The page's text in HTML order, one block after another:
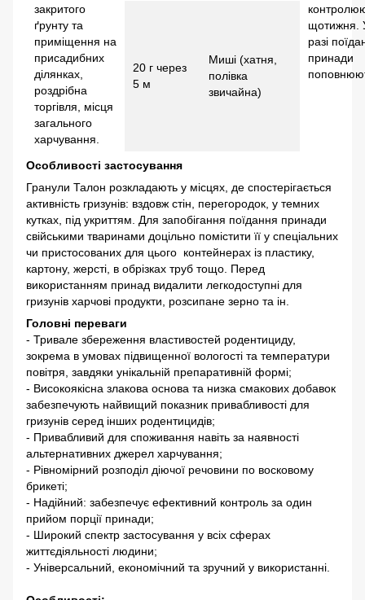
закритого
ґрунту та
приміщення на
присадибних
ділянках,
роздрібна
торгівля, місця
загального
харчування.
щотижня.
разі
принади
20 г через
5 м
Миші (хатня,
полівка
звичайна)
Особливості застосування
Гранули Талон розкладають у місцях, де спостерігається
активність гризунів: вздовж стін, перегородок, у темних
кутках, під укриттям. Для запобігання поїдання принади
свійськими тваринами доцільно помістити її у спеціальних
чи пристосованих для цього контейнерах із пластику,
картону, жерсті, в обрізках труб тощо. Перед
використанням принад видалити легкодоступні для
гризунів харчові продукти, розсипане зерно та ін.
Головні переваги
- Тривале збереження властивостей родентициду,
зокрема в умовах підвищенної вологості та температури
повітря, завдяки унікальній препаративній формі;
- Високоякісна злакова основа та низка смакових добавок
забезпечують найвищий показник привабливості для
гризунів серед інших родентицидів;
- Привабливий для споживання навіть за наявності
альтернативних джерел харчування;
- Рівномірний розподіл діючої речовини по восковому
брикеті;
- Надійний: забезпечує ефективний контроль за один
прийом порції принади;
- Широкий спектр застосування у всіх сферах
життєдіяльності людини;
- Універсальний, економічний та зручний у використанні.